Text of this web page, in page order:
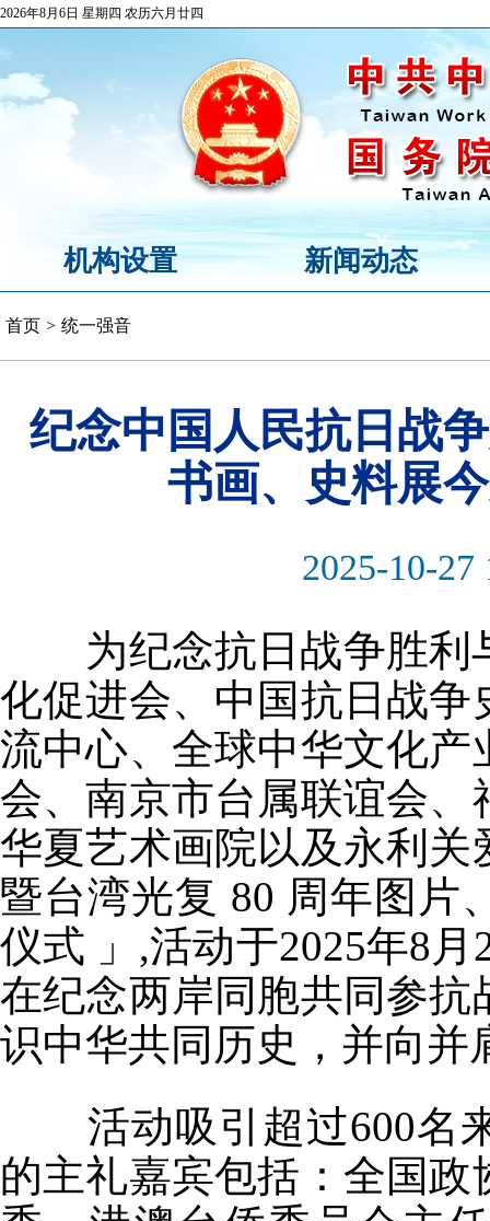
2026年8月6日 星期四 农历六月廿四
机构设置 新闻动态
首页 > 统一强音
纪念中国人民抗日战
书画、史料展
2025-10-27
为纪念抗日战争胜利
化促进会、中国抗日战
流中心、全球中华文化
会、南京市台属联谊会
华夏艺术画院以及永利
暨台湾光复 80 周年图片
仪式 」 ,活动于2025年8 月
在纪念两岸同胞共同参
识中华共同历史，并向并
活动吸引超过600名
的主礼嘉宾包括：全国